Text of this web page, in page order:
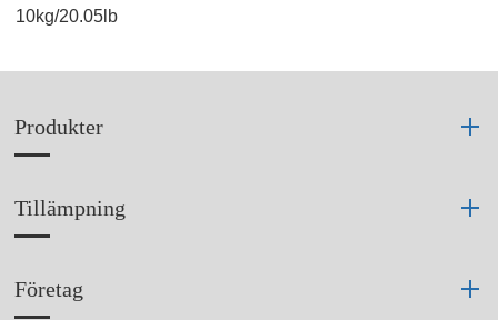
10kg/20.05lb
Produkter
Tillämpning
Företag